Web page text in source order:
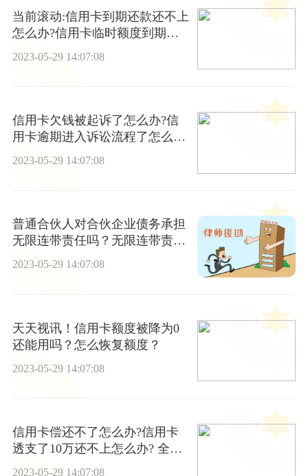
当前滚动:信用卡到期还款还不上
怎么办?信用卡临时额度到期了
2023-05-29 14:07:08
信用卡欠钱被起诉了怎么办?信
用卡逾期进入诉讼流程了怎么
办? 播报
2023-05-29 14:07:08
普通合伙人对合伙企业债务承担
无限连带责任吗？无限连带责任
牵扯到家人吗？
2023-05-29 14:07:08
天天视讯！信用卡额度被降为0
还能用吗？怎么恢复额度？
2023-05-29 14:07:08
信用卡偿还不了怎么办?信用卡
透支了10万还不上怎么办? 全球
快播
2023-05-29 14:07:08